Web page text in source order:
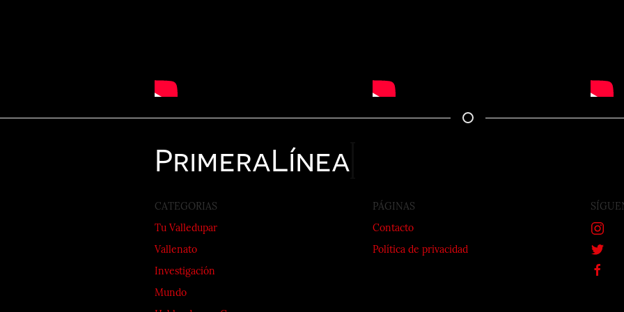
PrimeraLínea
CATEGORIAS
Tu Valledupar
Vallenato
Investigación
Mundo
PÁGINAS
Contacto
Política de privacidad